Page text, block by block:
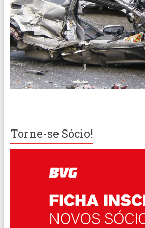
Torne-se Sócio!